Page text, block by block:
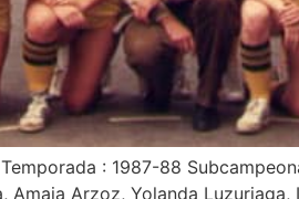
: 1987-88
Arzoz, Yolanda